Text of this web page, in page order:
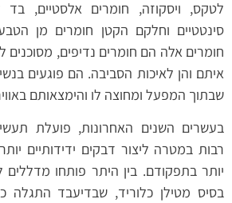
לטקס, ויסקוזה, חומרים אלסטיים,
סינטטיים וחלקם הקטן חומרים מן
חומרים אלה הם חומרים נדיפים, מסוכנים
איתם והן לאיכות הסביבה. הם פוגעים
שבתוך המפעל ומחוצה לו והימצאותם
בעשרים השנים האחרונות, פועלת
רבות במטרה ליצור דבקים ידידותיים
יותר בתפקודם. בין היתר פותחו
בסיס מטילן כלוריד, שבדיעבד התגלה